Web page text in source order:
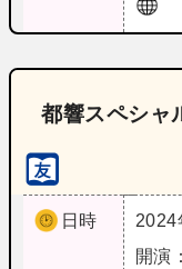
都響スペシャ
日時
2024
開演